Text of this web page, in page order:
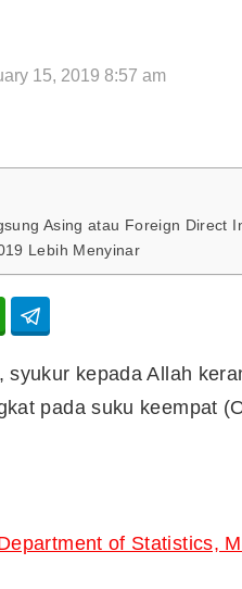
15, 2019 8:57 am
Asing atau Foreign Direct
Lebih Menyinar
syukur kepada Allah
pada suku keempat
of Statistics,